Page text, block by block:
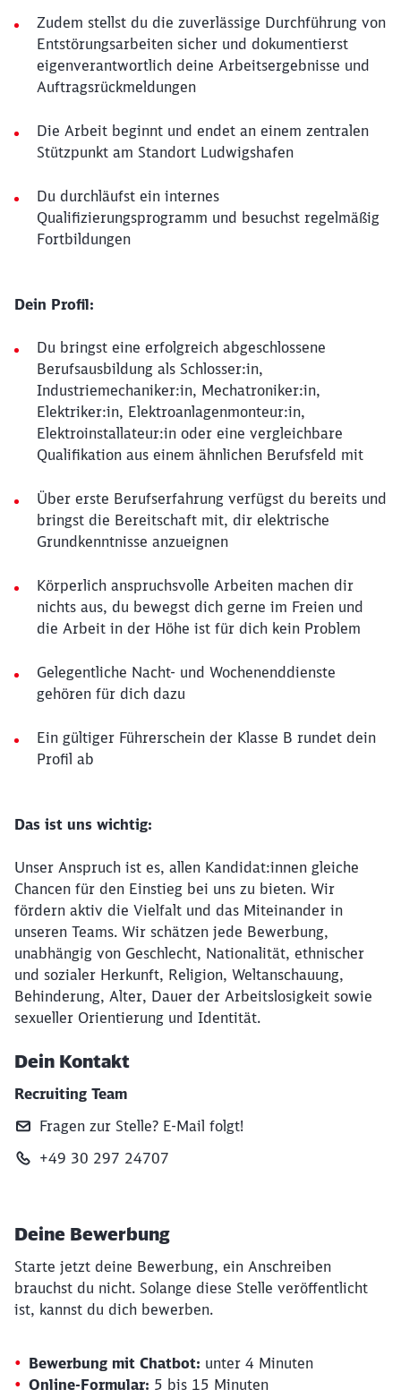
Zudem stellst du die zuverlässige Durchführung von
Entstörungsarbeiten sicher und dokumentierst
eigenverantwortlich deine Arbeitsergebnisse und
Auftragsrückmeldungen
Die Arbeit beginnt und endet an einem zentralen
Stützpunkt am Standort Ludwigshafen
Du durchläufst ein internes
Qualifizierungsprogramm und besuchst regelmäßig
Fortbildungen
Dein Profil:
Du bringst eine erfolgreich abgeschlossene
Berufsausbildung als Schlosser:in,
Industriemechaniker:in, Mechatroniker:in,
Elektriker:in, Elektroanlagenmonteur:in,
Elektroinstallateur:in oder eine vergleichbare
Qualifikation aus einem ähnlichen Berufsfeld mit
Über erste Berufserfahrung verfügst du bereits und
bringst die Bereitschaft mit, dir elektrische
Grundkenntnisse anzueignen
Körperlich anspruchsvolle Arbeiten machen dir
nichts aus, du bewegst dich gerne im Freien und
die Arbeit in der Höhe ist für dich kein Problem
Gelegentliche Nacht- und Wochenenddienste
gehören für dich dazu
Ein gültiger Führerschein der Klasse B rundet dein
Profil ab
Das ist uns wichtig:
Unser Anspruch ist es, allen Kandidat:innen gleiche
Chancen für den Einstieg bei uns zu bieten. Wir
fördern aktiv die Vielfalt und das Miteinander in
unseren Teams. Wir schätzen jede Bewerbung,
unabhängig von Geschlecht, Nationalität, ethnischer
und sozialer Herkunft, Religion, Weltanschauung,
Behinderung, Alter, Dauer der Arbeitslosigkeit sowie
sexueller Orientierung und Identität.
Dein Kontakt
Recruiting Team
Fragen zur Stelle? E‑Mail folgt!
+49 30 297 24707
Deine Bewerbung
Starte jetzt deine Bewerbung, ein Anschreiben
brauchst du nicht. Solange diese Stelle veröffentlicht
ist, kannst du dich bewerben.
Bewerbung mit Chatbot: unter 4 Minuten
Online-Formular: 5 bis 15 Minuten